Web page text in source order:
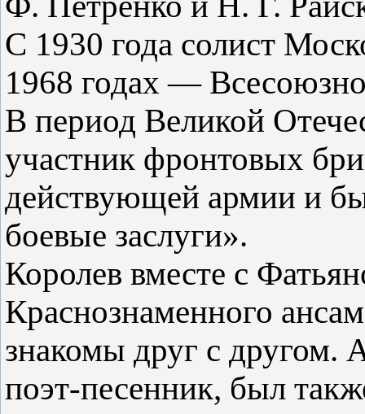
С 1930 года солист
1968 годах —
В период Великой
участник фронтовых
действующей армии и
боевые заслуги».
Королев вместе с
Краснознаменного
знакомы друг с
поэт-песенник, был